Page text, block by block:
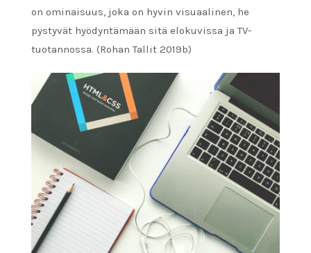
on ominaisuus, joka on hyvin visuaalinen, he
pystyvät hyödyntämään sitä elokuvissa ja TV-
tuotannossa. (Rohan Tallit 2019b)